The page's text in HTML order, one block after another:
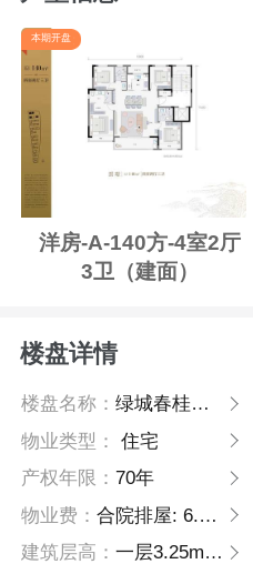
本期开盘
洋房-A-140方-4室2厅
3卫（建面）
楼盘详情
楼盘名称：绿城春桂璟庐
物业类型：
住宅
产权年限：70年
物业费：合院排屋: 6.6元/月/方、洋房: 3.8元/ 月/方
建筑层高：一层3.25m, 二层3m,三层2.9m